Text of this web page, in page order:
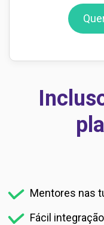
Mentores nas
Fácil